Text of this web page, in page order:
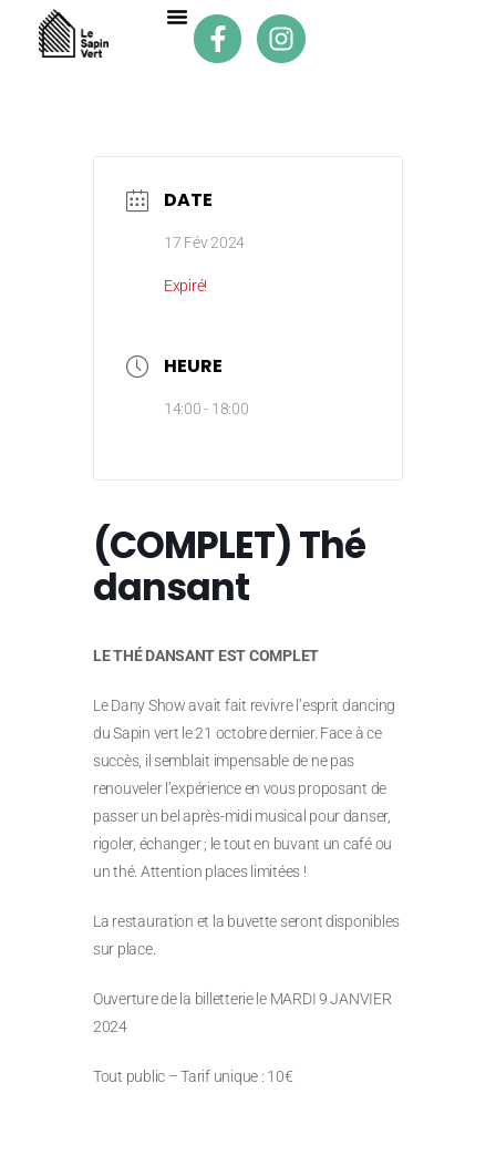
DATE
17 Fév 2024
Expiré!
HEURE
14:00 - 18:00
(COMPLET) Thé
dansant
LE THÉ DANSANT EST COMPLET
Le Dany Show avait fait revivre l’esprit dancing
du Sapin vert le 21 octobre dernier. Face à ce
succès, il semblait impensable de ne pas
renouveler l’expérience en vous proposant de
passer un bel après-midi musical pour danser,
rigoler, échanger ; le tout en buvant un café ou
un thé. Attention places limitées !
La restauration et la buvette seront disponibles
sur place.
Ouverture de la billetterie le MARDI 9 JANVIER
2024
Tout public – Tarif unique : 10€